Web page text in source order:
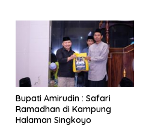
Bupati Amirudin : Safari
Ramadhan di Kampung
Halaman Singkoyo